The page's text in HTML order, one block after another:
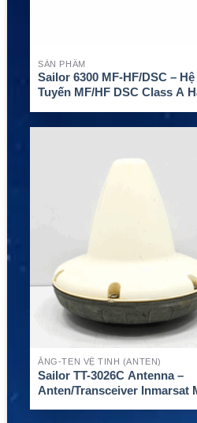
SẢN PHẨM
Sailor 6300 MF-HF/DSC –
Tuyến MF/HF DSC Class A
ĂNG-TEN VỆ TINH (ANTEN)
Sailor TT-3026C Antenna –
Anten/Transceiver Inmarsat